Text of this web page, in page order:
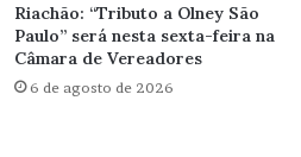
Riachão: “Tributo a Olney São
Paulo” será nesta sexta-feira na
Câmara de Vereadores
6 de agosto de 2026